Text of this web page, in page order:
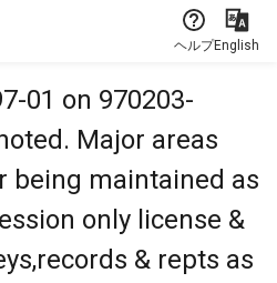
ヘルプEnglish
01 on 970203-
Major areas
being maintained as
only license &
& repts as